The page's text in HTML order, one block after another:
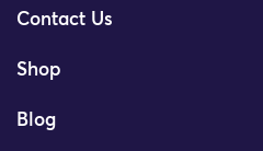
Contact Us
Shop
Blog